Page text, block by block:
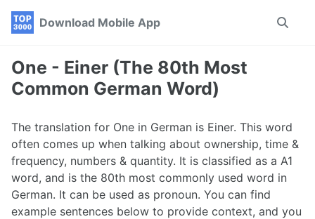
Skip
navigation
Skip
Skip
Download Mobile App
Toggle
One - Einer (The 80th Most
Common German Word)
The translation for One in German is Einer. This word
often comes up when talking about ownership, time &
frequency, numbers & quantity. It is classified as a A1
word, and is the 80th most commonly used word in
German. It can be used as pronoun. You can find
example sentences below to provide context, and you